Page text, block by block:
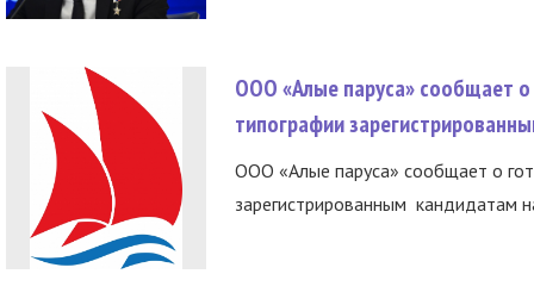
ООО «Алые паруса» сообщает о
типографии
ООО «Алые паруса» сообщает о
зарегистрированным кандидатам